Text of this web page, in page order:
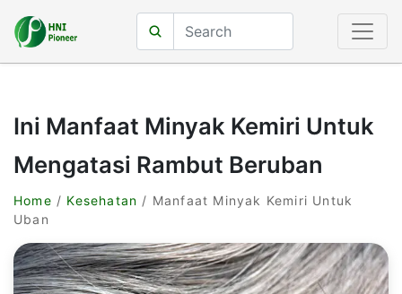
Ini Manfaat Minyak Kemiri Untuk
Mengatasi Rambut Beruban
Home / Kesehatan / Manfaat Minyak Kemiri Untuk
Uban